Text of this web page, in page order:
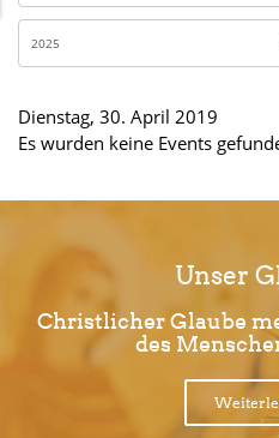
Dienstag, 30. April 2019
Es wurden keine Events
Unser
Christlicher Glaube
des